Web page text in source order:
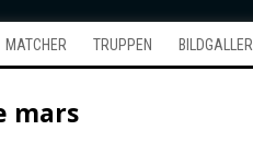
MATCHER TRUPPEN BILDGALLERI
mars